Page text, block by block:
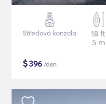
Středová konzola
18 ft
5 m
$396 /den